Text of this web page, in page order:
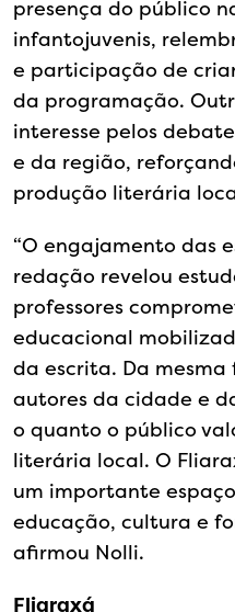
presença do público
infantojuvenis,
e participação de
da programação.
interesse pelos
e da região,
produção literária
“O engajamento das
redação revelou
professores
educacional
da escrita. Da
autores da cidade e
o quanto o público
literária local. O
um importante
educação, cultura e
afirmou Nolli.
Fliaraxá